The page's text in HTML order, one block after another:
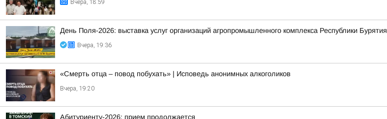
Вчера, 18:59
День Поля-2026: выставка услуг организаций агропромышленного комплекса Республики Бурятия
Вчера, 19:36
«Смерть отца – повод побухать» | Исповедь анонимных алкоголиков
Вчера, 19:20
Абитуриенту-2026: прием продолжается